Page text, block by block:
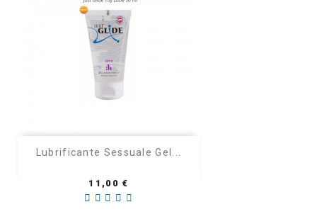
Lubrificante Sessuale Gel...
Prezzo
11,00 €